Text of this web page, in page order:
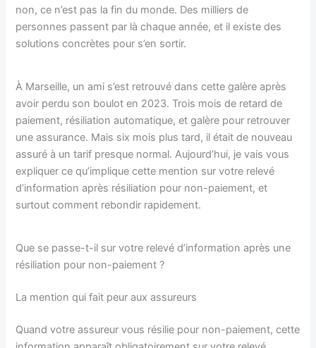
non, ce n’est pas la fin du monde. Des milliers de
personnes passent par là chaque année, et il existe des
solutions concrètes pour s’en sortir.
À Marseille, un ami s’est retrouvé dans cette galère après
avoir perdu son boulot en 2023. Trois mois de retard de
paiement, résiliation automatique, et galère pour retrouver
une assurance. Mais six mois plus tard, il était de nouveau
assuré à un tarif presque normal. Aujourd’hui, je vais vous
expliquer ce qu’implique cette mention sur votre relevé
d’information après résiliation pour non-paiement, et
surtout comment rebondir rapidement.
Que se passe-t-il sur votre relevé d’information après une
résiliation pour non-paiement ?
La mention qui fait peur aux assureurs
Quand votre assureur vous résilie pour non-paiement, cette